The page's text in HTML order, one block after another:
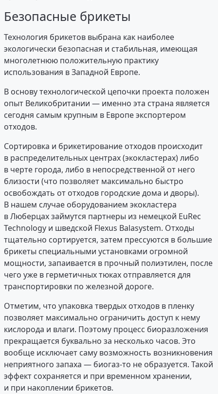
Безопасные брикеты
Технология брикетов выбрана как наиболее
экологически безопасная и стабильная, имеющая
многолетнюю положительную практику
использования в Западной Европе.
В основу технологической цепочки проекта положен
опыт Великобритании — именно эта страна является
сегодня самым крупным в Европе экспортером
отходов.
Сортировка и брикетирование отходов происходит
в распределительных центрах (экокластерах) либо
в черте города, либо в непосредственной от него
близости (что позволяет максимально быстро
освобождать от отходов городские дома и дворы).
В нашем случае оборудованием экокластера
в Люберцах займутся партнеры из немецкой EuRec
Technology и шведской Flexus Balasystem. Отходы
тщательно сортируется, затем прессуются в большие
брикеты специальными установками огромной
мощности, запаивается в прочный полиэтилен, после
чего уже в герметичных тюках отправляется для
транспортировки по железной дороге.
Отметим, что упаковка твердых отходов в пленку
позволяет максимально ограничить доступ к нему
кислорода и влаги. Поэтому процесс биоразложения
прекращается буквально за несколько часов. Это
вообще исключает саму возможность возникновения
неприятного запаха — биогаз-то не образуется. Такой
эффект сохраняется и при временном хранении,
и при накоплении брикетов.